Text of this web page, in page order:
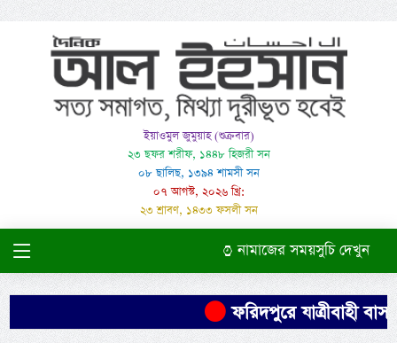
ইয়াওমুল জুমুয়াহ (শুক্রবার)
২৩ ছফর শরীফ, ১৪৪৮ হিজরী সন
০৮ ছালিছ, ১৩৯৪ শামসী সন
০৭ আগস্ট, ২০২৬ খ্রি:
২৩ শ্রাবণ, ১৪৩৩ ফসলী সন
নামাজের সময়সুচি দেখুন
ফরিদপুরে যাত্রীবাহী বাস